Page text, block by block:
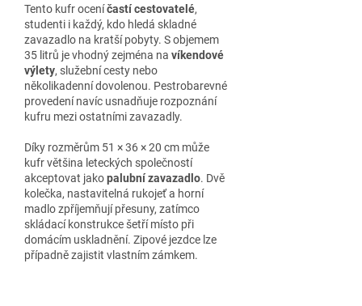
Tento kufr oceníčastí cestovatelé,
studenti i každý, kdo hledá skladné
zavazadlo na kratší pobyty. S objemem
35 litrů je vhodný zejména na víkendové
výlety, služební cesty nebo
několikadenní dovolenou. Pestrobarevné
provedení navíc usnadňuje rozpoznání
kufru mezi ostatními zavazadly.
Díky rozměrům 51 × 36 × 20 cm může
kufr většina leteckých společností
akceptovat jakopalubní zavazadlo. Dvě
kolečka, nastavitelná rukojeť a horní
madlo zpříjemňují přesuny, zatímco
skládací konstrukce šetří místo při
domácím uskladnění. Zipové jezdce lze
případně zajistit vlastním zámkem.